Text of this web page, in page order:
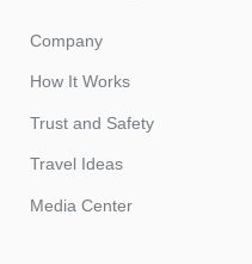
Company
How It Works
Trust and Safety
Travel Ideas
Media Center